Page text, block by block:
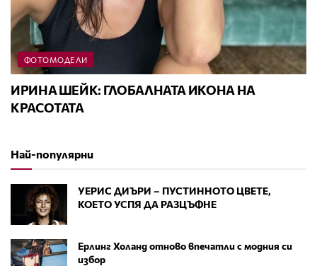
ФОТОМОДЕЛИ
ИРИНА ШЕЙК: ГЛОБАЛНАТА ИКОНА НА
КРАСОТАТА
Най-популярни
УЕРИС ДИЪРИ – ПУСТИННОТО ЦВЕТЕ,
КОЕТО УСПЯ ДА РАЗЦЪФНЕ
Ерлинг Холанд отново впечатли с модния си
избор